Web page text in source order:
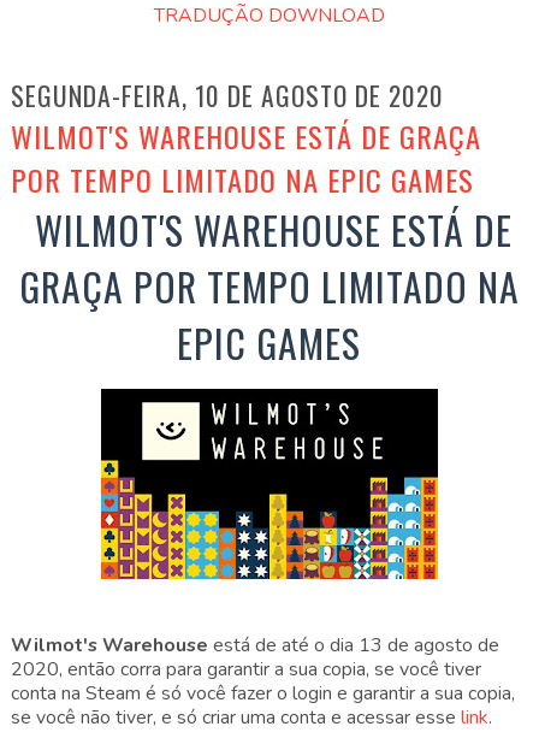
TRADUÇÃO DOWNLOAD
SEGUNDA-FEIRA, 10 DE AGOSTO DE 2020
WILMOT'S WAREHOUSE ESTÁ DE GRAÇA
POR TEMPO LIMITADO NA EPIC GAMES
WILMOT'S WAREHOUSE ESTÁ DE
GRAÇA POR TEMPO LIMITADO NA
EPIC GAMES
Wilmot's Warehouse está de até o dia 13 de agosto de
2020, então corra para garantir a sua copia, se você tiver
conta na Steam é só você fazer o login e garantir a sua copia,
se você não tiver, e só criar uma conta e acessar esse link.